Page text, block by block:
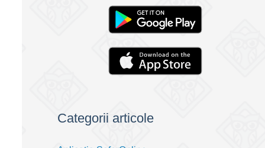
Categorii articole